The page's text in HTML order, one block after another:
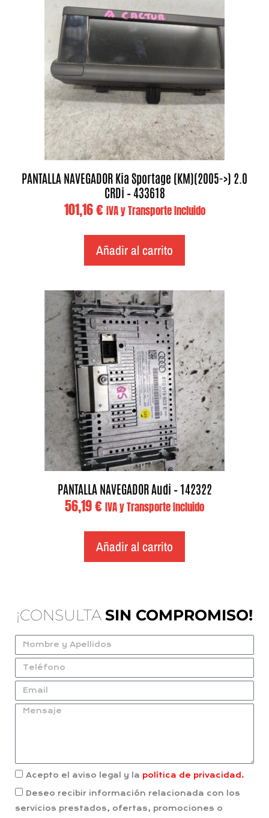
PANTALLA NAVEGADOR Kia Sportage (KM)(2005->) 2.0
CRDi – 433618
101,16€ IVA y Transporte Incluido
Añadir al carrito
PANTALLA NAVEGADOR Audi – 142322
56,19€ IVA y Transporte Incluido
Añadir al carrito
¡CONSULTA SIN COMPROMISO!
Acepto el aviso legal y la política de privacidad.
Deseo recibir información relacionada con los
servicios prestados, ofertas, promociones o